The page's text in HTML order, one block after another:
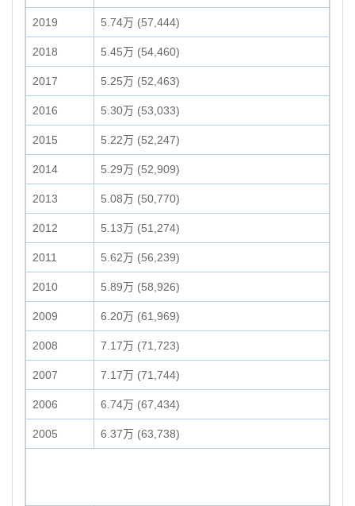
2019 5.74万 (57,444)
2018 5.45万 (54,460)
2017 5.25万 (52,463)
2016 5.30万 (53,033)
2015 5.22万 (52,247)
2014 5.29万 (52,909)
2013 5.08万 (50,770)
2012 5.13万 (51,274)
2011 5.62万 (56,239)
2010 5.89万 (58,926)
2009 6.20万 (61,969)
2008 7.17万 (71,723)
2007 7.17万 (71,744)
2006 6.74万 (67,434)
2005 6.37万 (63,738)